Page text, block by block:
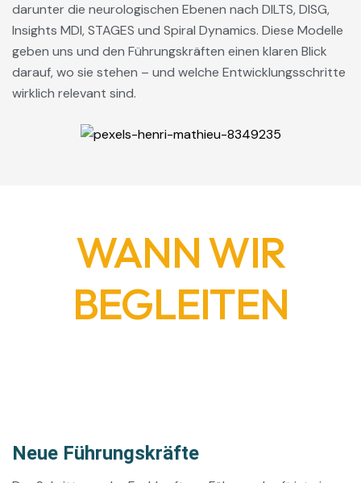
darunter die neurologischen Ebenen nach DILTS, DISG,
Insights MDI, STAGES und Spiral Dynamics. Diese Modelle
geben uns und den Führungskräften einen klaren Blick
darauf, wo sie stehen – und welche Entwicklungsschritte
wirklich relevant sind.
WANN WIR
BEGLEITEN
Neue Führungskräfte